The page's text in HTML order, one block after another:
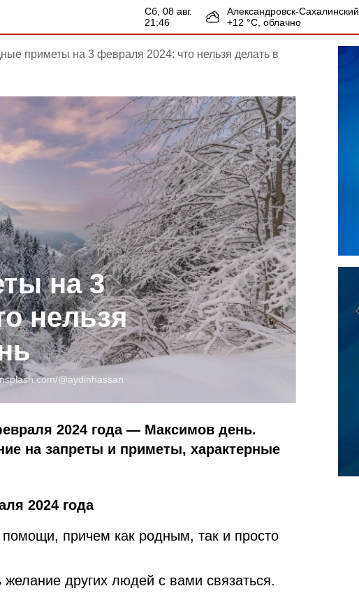
сб, 08 авг.
21:46
Александровск-Сахалинский
+12 °С, облачно
приметы на 3 февраля 2024: что нельзя делать в
на 3
нельзя
@aydinhassan
2024 года — Максимов день.
на запреты и приметы, характерные
2024 года
причем как родным, так и просто
желание других людей с вами связаться.